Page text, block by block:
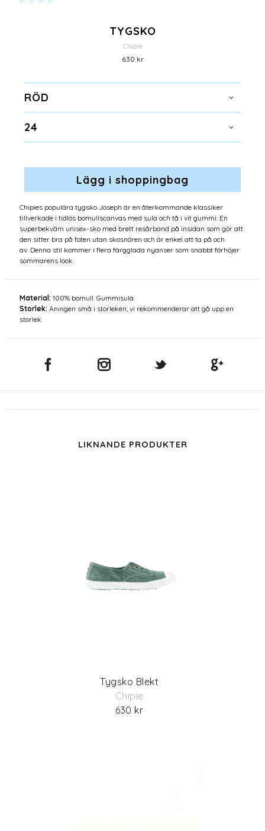
TYGSKO
Chipie
630 kr
RÖD
24
Chipies populära tygsko Joseph är en återkommande klassiker
tillverkade i tidlös bomullscanvas med sula och tå i vit gummi. En
superbekväm unisex-sko med brett resårband på insidan som gör att
den sitter bra på foten utan skosnören och är enkel att ta på och
av. Denna stil kommer i flera färgglada nyanser som snabbt förhöjer
sommarens look.
Material: 100% bomull. Gummisula
Storlek: Aningen små i storleken, vi rekommenderar att gå upp en
storlek
LIKNANDE PRODUKTER
Tygsko Blekt
Chipie
630 kr